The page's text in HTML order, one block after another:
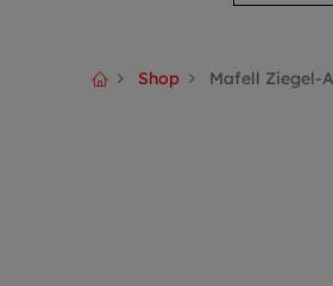
Shop Mafell Ziegel-